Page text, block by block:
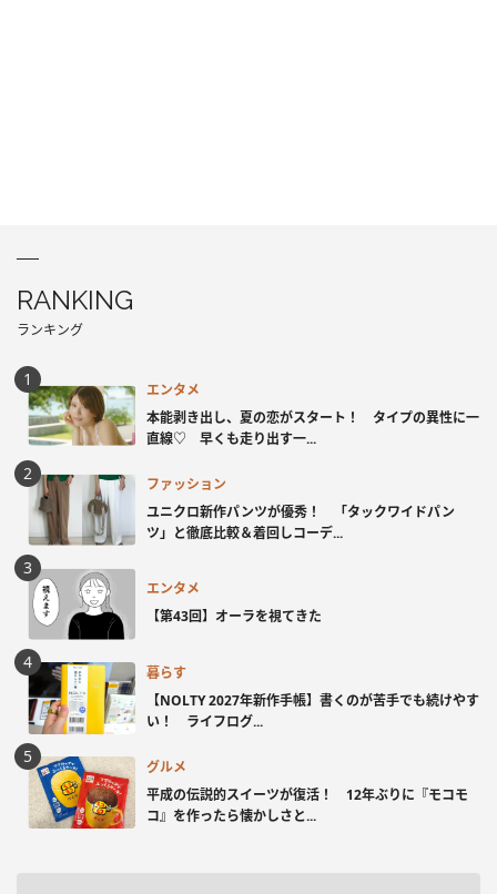
RANKING
ランキング
エンタメ
本能剥き出し、夏の恋がスタート！ タイプの異性に一
直線♡ 早くも走り出す一...
ファッション
ユニクロ新作パンツが優秀！ 「タックワイドパン
ツ」と徹底比較＆着回しコーデ...
エンタメ
【第43回】オーラを視てきた
暮らす
【NOLTY 2027年新作手帳】書くのが苦手でも続けやす
い！ ライフログ...
グルメ
平成の伝説的スイーツが復活！ 12年ぶりに『モコモ
コ』を作ったら懐かしさと...